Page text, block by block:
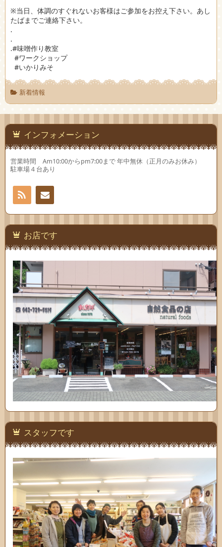
※当日、体調のすぐれないお客様はご参加をお控え下さい。あし
たばまでご連絡下さい。
.
.
.#味噌作り教室
#ワークショップ
#いかりみそ
新着情報
インフォメーション
営業時間 Am10:00からpm7:00まで 年中無休（正月のみお休み）
駐車場４台あり
お問
い合
わせ
お店です
スタッフです